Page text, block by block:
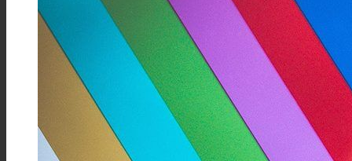
DIN7/16连接器
DIN4.3/10连接器